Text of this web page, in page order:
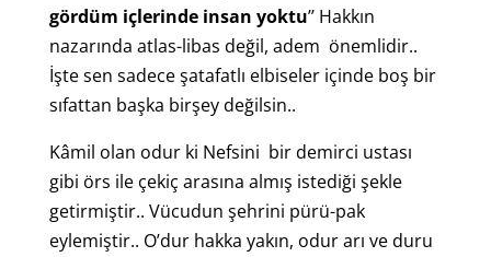
gördüm içlerinde insan yoktu’’ Hakkın
nazarında atlas-libas değil, adem önemlidir..
İşte sen sadece şatafatlı elbiseler içinde boş bir
sıfattan başka birşey değilsin..
Kâmil olan odur ki Nefsini bir demirci ustası
gibi örs ile çekiç arasına almış istediği şekle
getirmiştir.. Vücudun şehrini pürü-pak
eylemiştir.. O’dur hakka yakın, odur arı ve duru